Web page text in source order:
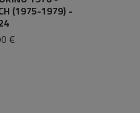
(1975-1979) -
€